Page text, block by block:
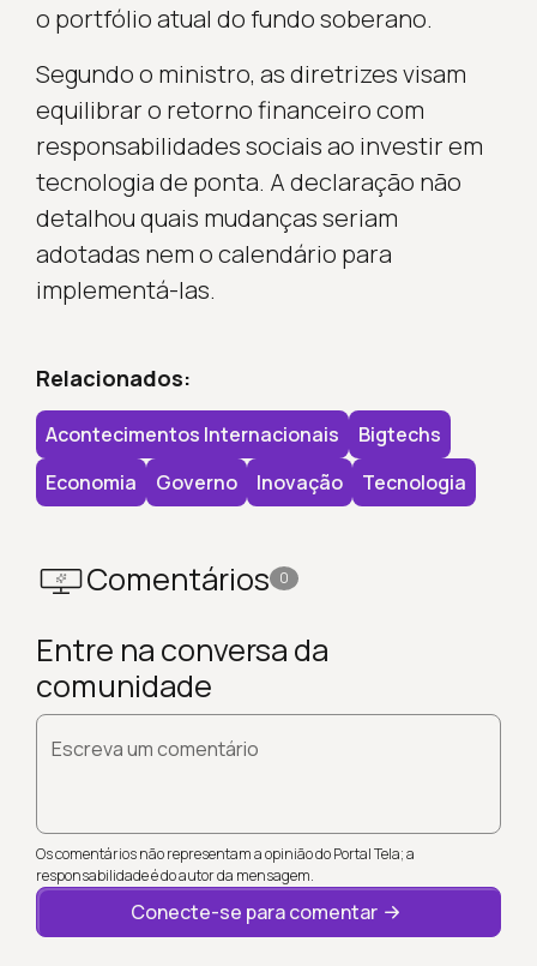
o portfólio atual do fundo soberano.
Segundo o ministro, as diretrizes visam
equilibrar o retorno financeiro com
responsabilidades sociais ao investir em
tecnologia de ponta. A declaração não
detalhou quais mudanças seriam
adotadas nem o calendário para
implementá-las.
Relacionados:
Acontecimentos Internacionais
Bigtechs
Economia
Governo Inovação Tecnologia
Comentários 0
Entre na conversa da
comunidade
Escreva um comentário
Os comentários não representam a opinião do Portal Tela; a
responsabilidade é do autor da mensagem.
Conecte-se para comentar